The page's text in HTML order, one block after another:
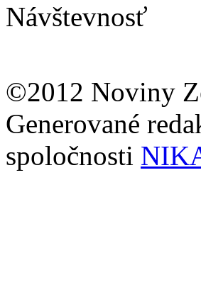
Návštevnosť
©2012 Noviny
Generované
spoločnosti